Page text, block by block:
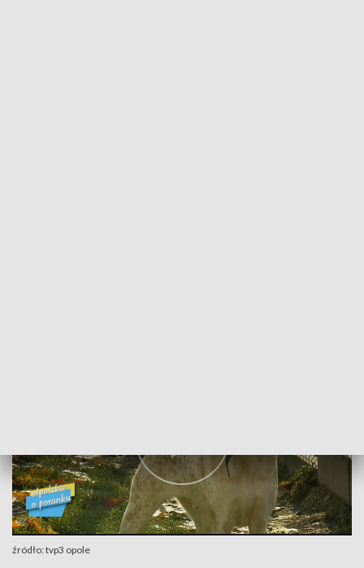
źródło: tvp3 opole